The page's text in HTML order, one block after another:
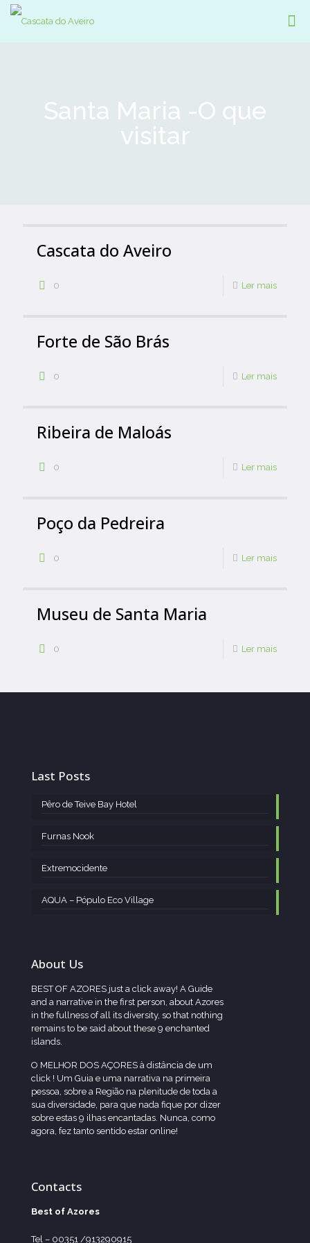
Santa Maria -O que
visitar
Cascata do Aveiro
0 Ler mais
Forte de São Brás
0 Ler mais
Ribeira de Maloás
0 Ler mais
Poço da Pedreira
0 Ler mais
Museu de Santa Maria
0 Ler mais
Last Posts
Pêro de Teive Bay Hotel
Furnas Nook
Extremocidente
AQUA – Pópulo Eco Village
About Us
BEST OF AZORES just a click away! A Guide
and a narrative in the first person, about Azores
in the fullness of all its diversity, so that nothing
remains to be said about these 9 enchanted
islands.
O MELHOR DOS AÇORES à distância de um
click ! Um Guia e uma narrativa na primeira
pessoa, sobre a Região na plenitude de toda a
sua diversidade, para que nada fique por dizer
sobre estas 9 ilhas encantadas. Nunca, como
agora, fez tanto sentido estar online!
Contacts
Best of Azores
Tel – 00351 /913290915